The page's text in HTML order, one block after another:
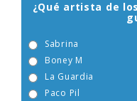
¿Qué artista de
Sabrina
Boney M
La Guardia
Paco Pil